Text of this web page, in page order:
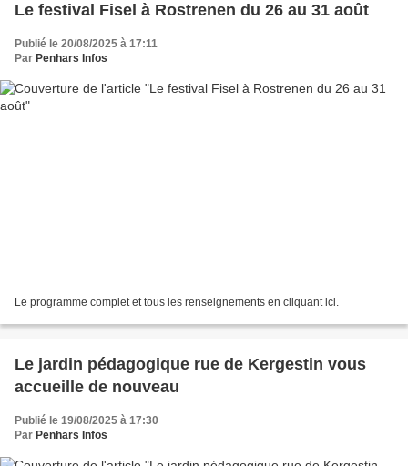
Le festival Fisel à Rostrenen du 26 au 31 août
Publié le 20/08/2025 à 17:11
Par Penhars Infos
Le programme complet et tous les renseignements en cliquant ici.
Le jardin pédagogique rue de Kergestin vous
accueille de nouveau
Publié le 19/08/2025 à 17:30
Par Penhars Infos